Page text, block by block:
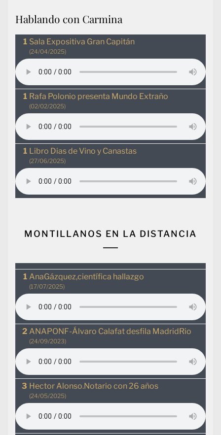
Hablando con Carmina
Sala Expositiva Gran Capitán
(24/04/2025)
Rafa Polonio presenta Mundo Extraño
(02/02/2025)
Libro Dias de Vino y Canastas
(27/06/2025)
MONTILLANOS EN LA DISTANCIA
AnaGázquez,científica hallazgo
(17/07/2025)
ANAPONF-Álvaro Calafat desfila MadridRio
(24/09/2023)
Hector Alonso.Notario con 26 años
(24/05/2025)